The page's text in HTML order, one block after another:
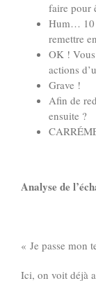
faire pour
Hum… 10
remettre
OK !
actions
Grave !
Afin de
ensuite ?
Analyse de
« Je passe mon
Ici, on voit déjà